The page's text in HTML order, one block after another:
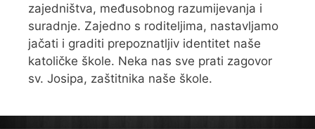
zajedništva, međusobnog razumijevanja i
suradnje. Zajedno s roditeljima, nastavljamo
jačati i graditi prepoznatljiv identitet naše
katoličke škole. Neka nas sve prati zagovor
sv. Josipa, zaštitnika naše škole.